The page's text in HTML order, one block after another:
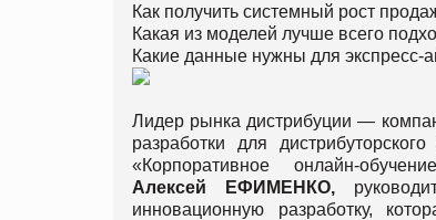
Как получить системный рост
Какая из моделей лучше всего
Какие данные нужны для экспресс-
Лидер рынка дистрибуции —
разработки для
«Корпоративное онлайн-
Алексей
ЕФИМЕНКО,
инновационную разработку,